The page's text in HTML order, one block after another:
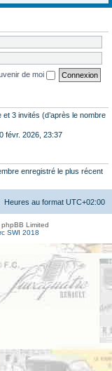
de moi
3 invités (d’après le nombre
févr. 2026, 23:37
enregistré le plus récent
Heures au format UTC+02:00
Limited
SWI 2018